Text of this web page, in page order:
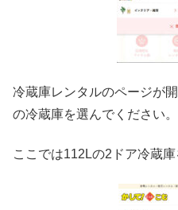
冷蔵庫レンタルのページが
の冷蔵庫を選んでください。
ここでは112Lの2ドア冷蔵庫